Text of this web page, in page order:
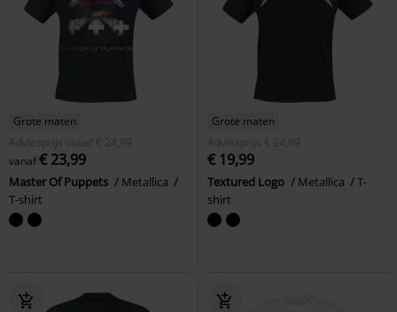
Grote maten
Adviesprijs
vanaf € 24,99
vanaf€ 23,99
Master Of Puppets
Metallica
T-shirt
Grote maten
Adviesprijs
€ 24,99
€ 19,99
Textured Logo Metallica
T-
shirt